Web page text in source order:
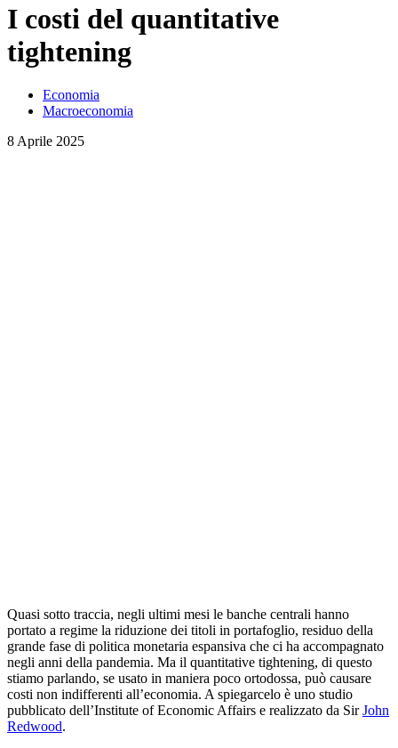
I costi del quantitative
tightening
Economia
Macroeconomia
8 Aprile 2025
Quasi sotto traccia, negli ultimi mesi le banche centrali hanno
portato a regime la riduzione dei titoli in portafoglio, residuo della
grande fase di politica monetaria espansiva che ci ha accompagnato
negli anni della pandemia. Ma il quantitative tightening, di questo
stiamo parlando, se usato in maniera poco ortodossa, può causare
costi non indifferenti all’economia. A spiegarcelo è uno studio
pubblicato dell’Institute of Economic Affairs e realizzato da SirJohn
Redwood.